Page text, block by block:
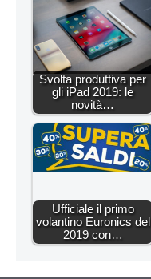
Svolta produttiva per
gli iPad 2019: le
novità…
Ufficiale il primo
volantino Euronics del
2019 con…